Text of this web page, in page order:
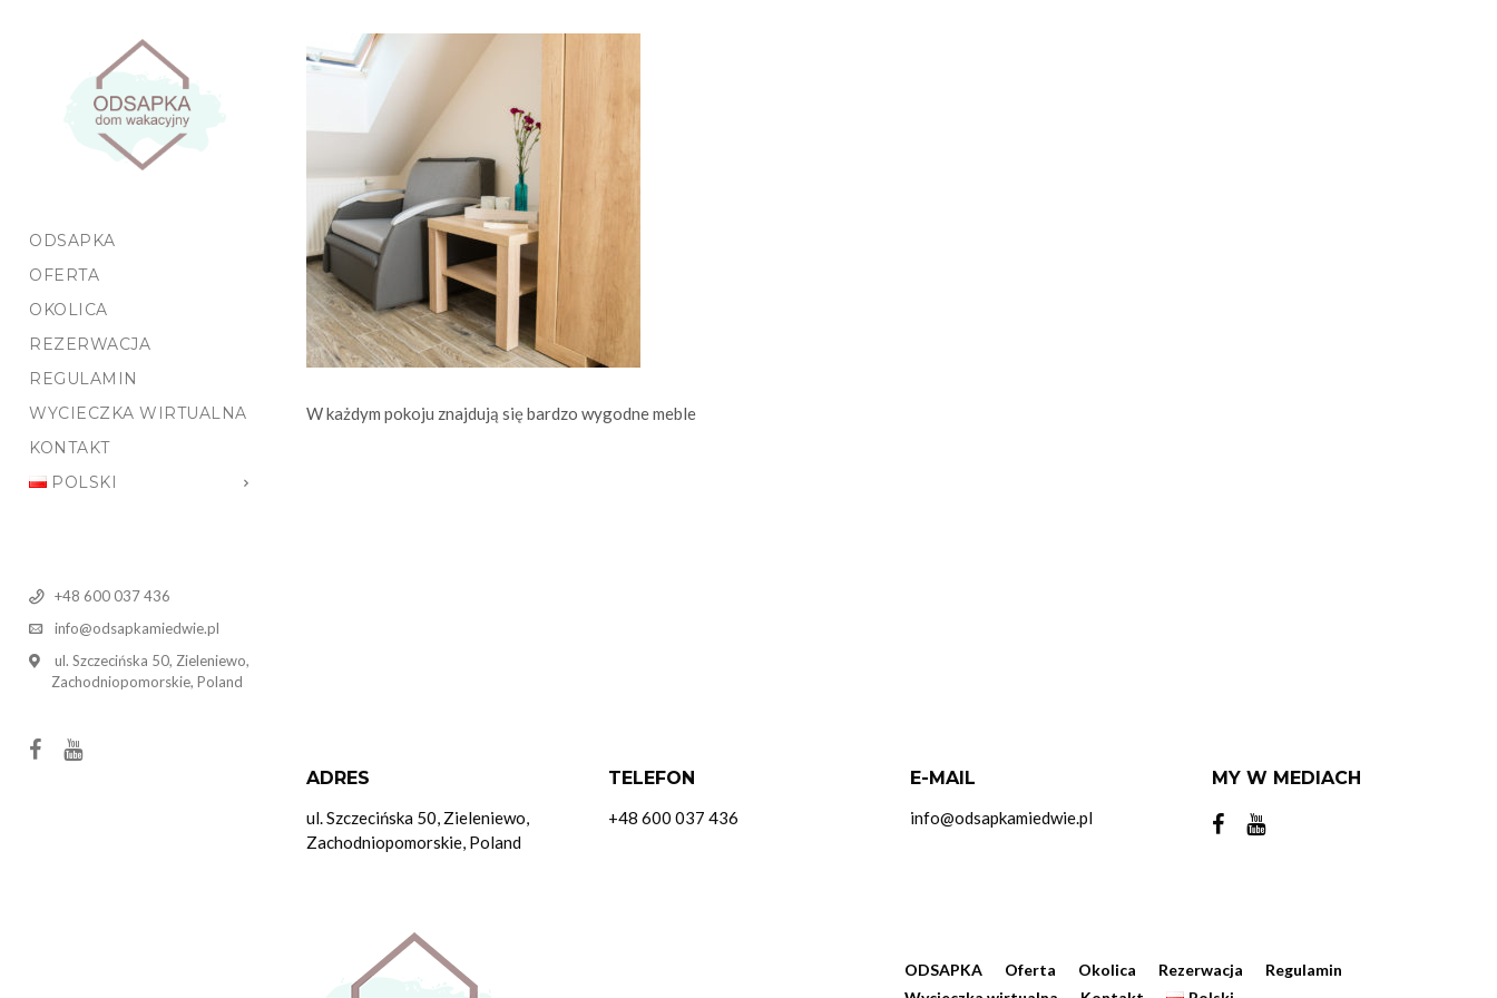
ODSAPKA
OFERTA
OKOLICA
REZERWACJA
REGULAMIN
WYCIECZKA WIRTUALNA
KONTAKT
POLSKI
+48 600 037 436
info@odsapkamiedwie.pl
ul. Szczecińska 50, Zieleniewo,
Zachodniopomorskie, Poland
W każdym pokoju znajdują się bardzo wygodne meble
ADRES
ul. Szczecińska 50, Zieleniewo,
Zachodniopomorskie, Poland
TELEFON
+48 600 037 436
E-MAIL
info@odsapkamiedwie.pl
MY W MEDIACH
ODSAPKA Oferta Okolica Rezerwacja
Regulamin